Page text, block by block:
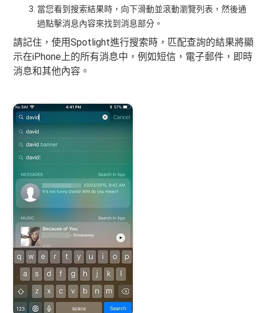
當您看到搜索結果時，向下滑動並滾動瀏覽列表，然後通
過點擊消息內容來找到消息部分。
請記住，使用Spotlight進行搜索時，匹配查詢的結果將顯
示在iPhone上的所有消息中，例如短信，電子郵件，即時
消息和其他內容。